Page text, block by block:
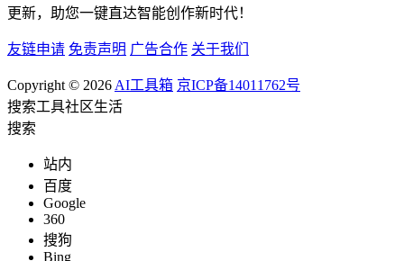
更新，助您一键直达智能创作新时代！
友链申请 免责声明 广告合作 关于我们
Copyright © 2026 AI工具箱 京ICP备14011762号
搜索工具社区生活
搜索
站内
百度
Google
360
搜狗
Bing